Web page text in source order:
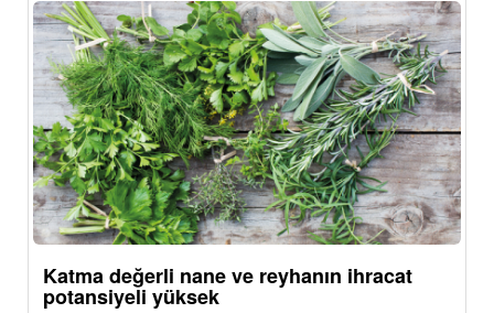
Katma değerli nane ve reyhanın ihracat
potansiyeli yüksek